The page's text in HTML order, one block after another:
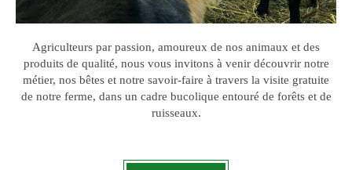
Agriculteurs par passion, amoureux de nos animaux et des
produits de qualité, nous vous invitons à venir découvrir notre
métier, nos bêtes et notre savoir-faire à travers la visite gratuite
de notre ferme, dans un cadre bucolique entouré de forêts et de
ruisseaux.